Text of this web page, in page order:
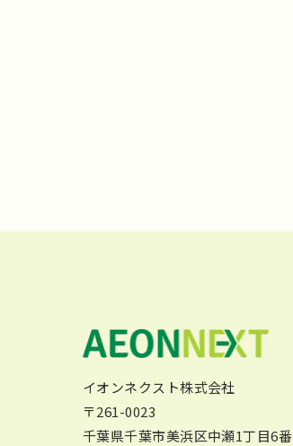
イオンネクスト株式会社
〒261-0023
千葉県千葉市美浜区中瀬1丁目6番